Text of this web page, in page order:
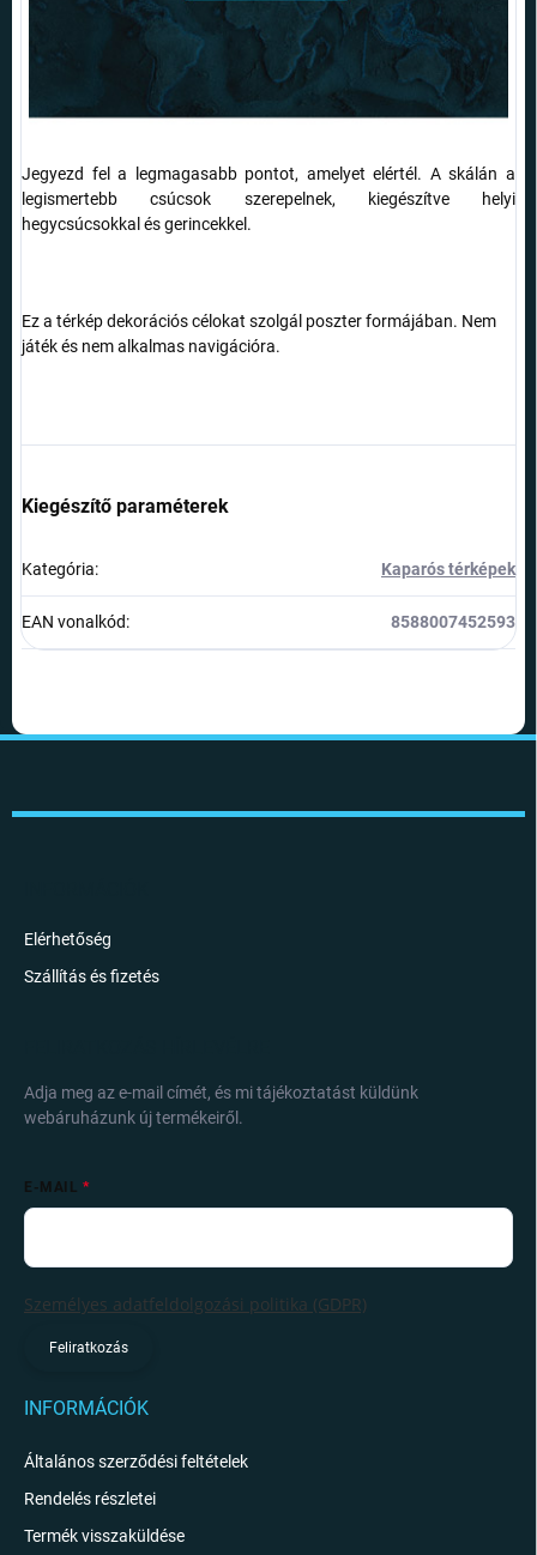
Jegyezd fel a legmagasabb pontot, amelyet elértél. A skálán a
legismertebb csúcsok szerepelnek, kiegészítve helyi
hegycsúcsokkal és gerincekkel.
Ez a térkép dekorációs célokat szolgál poszter formájában. Nem
játék és nem alkalmas navigációra.
Kiegészítő paraméterek
Kategória: Kaparós térképek
EAN vonalkód: 8588007452593
Elérhetőség
Szállítás és fizetés
Adja meg az e-mail címét, és mi tájékoztatást küldünk
webáruházunk új termékeiről.
E-MAIL
Személyes adatfeldolgozási politika (GDPR)
Feliratkozás
INFORMÁCIÓK
Általános szerződési feltételek
Rendelés részletei
Termék visszaküldése